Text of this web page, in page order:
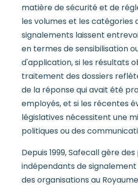
matière de sécurité et de
les volumes et les catégories
signalements laissent
en termes de sensibilisation
d'application, si les résultats
traitement des dossiers
de la réponse qui avait été
employés, et si les récentes
législatives nécessitent une
politiques ou des
Depuis 1999, Safecall gère
indépendants de
des organisations au